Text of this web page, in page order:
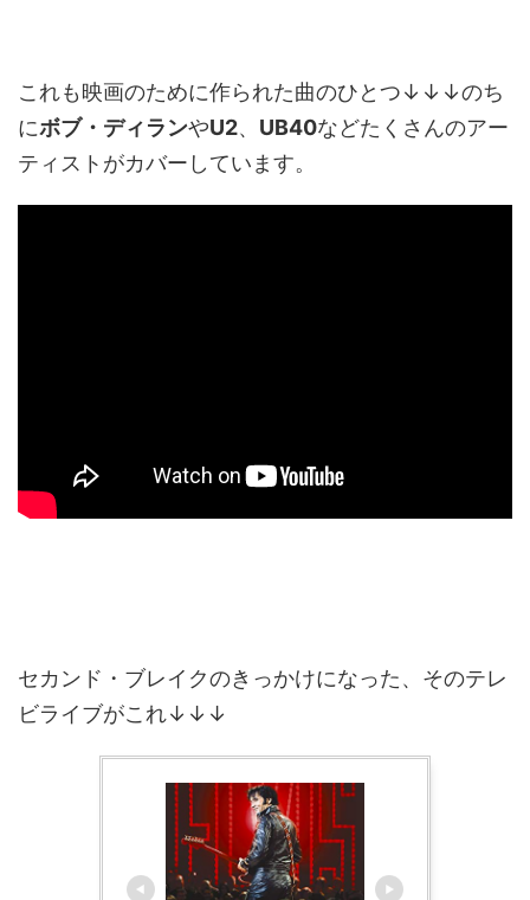
これも映画のために作られた曲のひとつ↓↓↓のち
にボブ・ディランやU2、 UB40などたくさんのアー
ティストがカバーしています。
セカンド・ブレイクのきっかけになった、そのテレ
ビライブがこれ↓↓↓